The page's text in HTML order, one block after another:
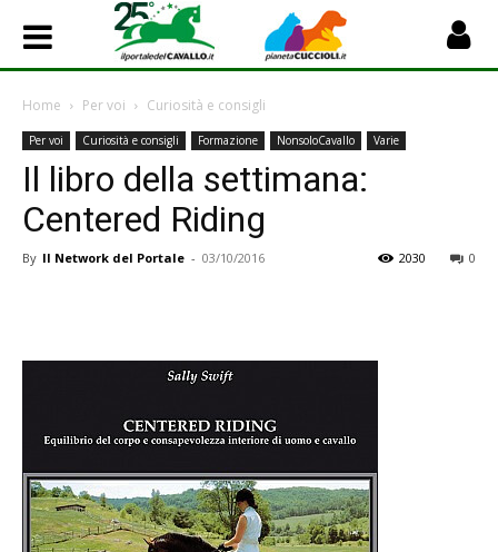
Home Per voi Curiosità e consigli
Per voi Curiosità e consigli Formazione NonsoloCavallo Varie
Il libro della settimana:
Centered Riding
By Il Network del Portale - 03/10/2016 0
2030